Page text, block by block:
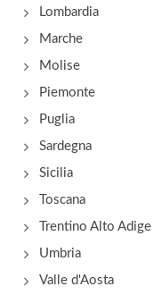
Lombardia
Marche
Molise
Piemonte
Puglia
Sardegna
Sicilia
Toscana
Trentino Alto Adige
Umbria
Valle d'Aosta